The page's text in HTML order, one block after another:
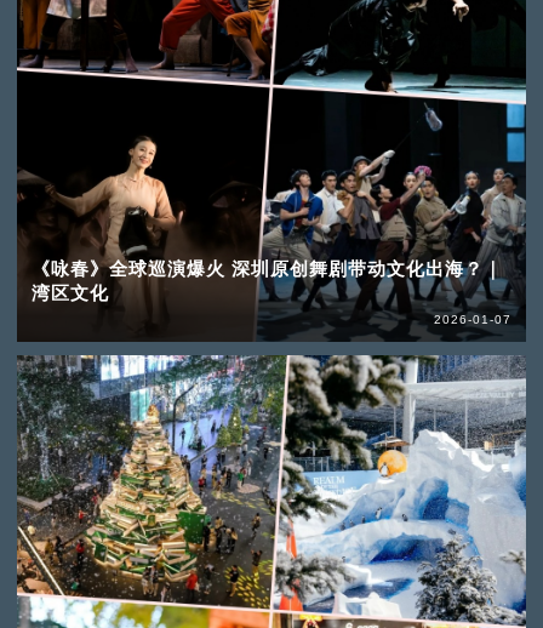
《咏春》全球巡演爆火 深圳原创舞剧带动文化出海？｜
湾区文化
2026-01-07